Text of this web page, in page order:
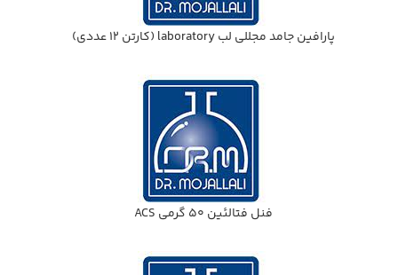
پارافين جامد مجللي لب laboratory (كارتن 12 عددي)
فنل فتالئين 50 گرمي ACS